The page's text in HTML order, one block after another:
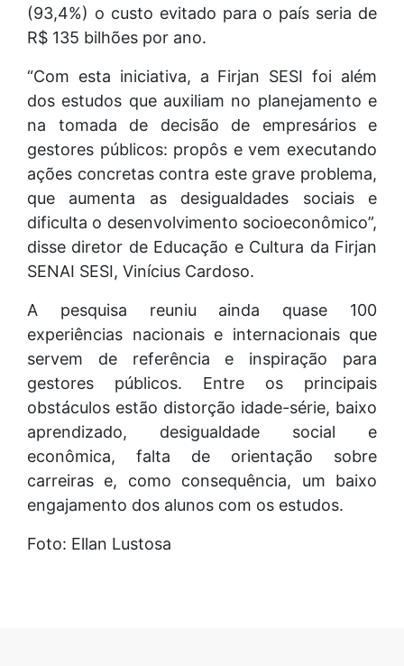
(93,4%) o custo evitado para o país seria de
R$ 135 bilhões por ano.
“Com esta iniciativa, a Firjan SESI foi além
dos estudos que auxiliam no planejamento e
na tomada de decisão de empresários e
gestores públicos: propôs e vem executando
ações concretas contra este grave problema,
que aumenta as desigualdades sociais e
dificulta o desenvolvimento socioeconômico”,
disse diretor de Educação e Cultura da Firjan
SENAI SESI, Vinícius Cardoso.
A pesquisa reuniu ainda quase 100
experiências nacionais e internacionais que
servem de referência e inspiração para
gestores públicos. Entre os principais
obstáculos estão distorção idade-série, baixo
aprendizado, desigualdade social e
econômica, falta de orientação sobre
carreiras e, como consequência, um baixo
engajamento dos alunos com os estudos.
Foto: Ellan Lustosa